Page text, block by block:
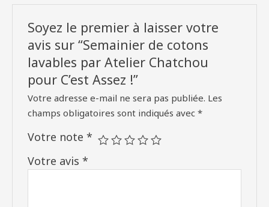
Soyez le premier à laisser votre
avis sur “Semainier de cotons
lavables par Atelier Chatchou
pour C’est Assez !”
Votre adresse e-mail ne sera pas publiée. Les
champs obligatoires sont indiqués avec*
Votre note*
Votre avis*